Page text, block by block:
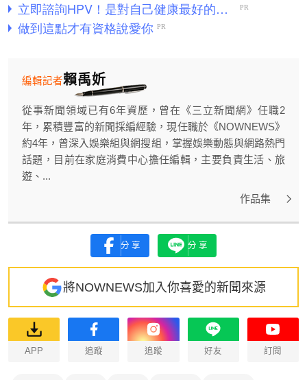
賴禹妡
編輯記者
從事新聞領域已有6年資歷，曾在《三立新聞網》任職2
年，累積豐富的新聞採編經驗，現任職於《NOWNEWS》
約4年，曾深入娛樂組與網搜組，掌握娛樂動態與網路熱門
話題，目前在家庭消費中心擔任編輯，主要負責生活、旅
遊、...
作品集
分享 分享
將NOWNEWS加入你喜愛的新聞來源
APP 追蹤 追蹤 好友 訂閱